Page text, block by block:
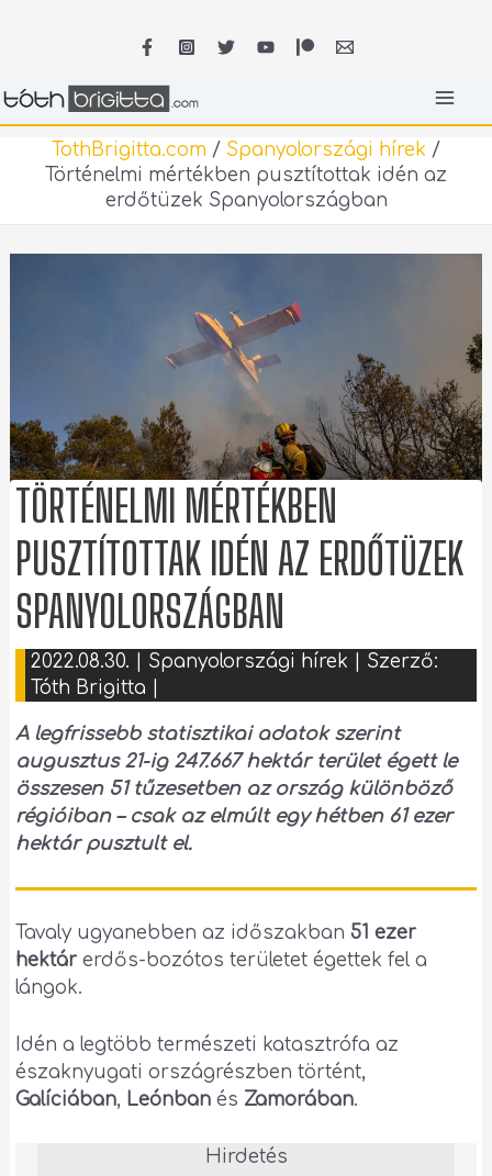
TothBrigitta.com / Spanyolországi hírek /
Történelmi mértékben pusztítottak idén az
erdőtüzek Spanyolországban
TÖRTÉNELMI MÉRTÉKBEN
PUSZTÍTOTTAK IDÉN AZ ERDŐTÜZEK
SPANYOLORSZÁGBAN
2022.08.30. Spanyolországi hírek | Szerző:
Tóth Brigitta
A legfrissebb statisztikai adatok szerint
augusztus 21-ig 247.667 hektár terület égett le
összesen 51 tűzesetben az ország különböző
régióiban – csak az elmúlt egy hétben 61 ezer
hektár pusztult el.
Tavaly ugyanebben az időszakban51 ezer
hektár erdős-bozótos területet égettek fel a
lángok.
Idén a legtöbb természeti katasztrófa az
északnyugati országrészben történt,
Galíciában, Leónban és Zamorában.
Hirdetés